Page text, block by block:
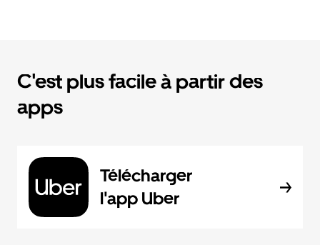
C'est plus facile à partir des
apps
Télécharger
l'app Uber